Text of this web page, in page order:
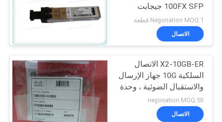
اتصل
أخبار
القضايا
100FX SFP جيجابت
100FX
Negonation MOQ:1 قطعة
الاتصال
X2-10GB-ER الاتصال
السلكية 10G جهاز الإرسال
والاستقبال الضوئية ، وحدة
SFP النحاس
negonation MOQ:50
الاتصال